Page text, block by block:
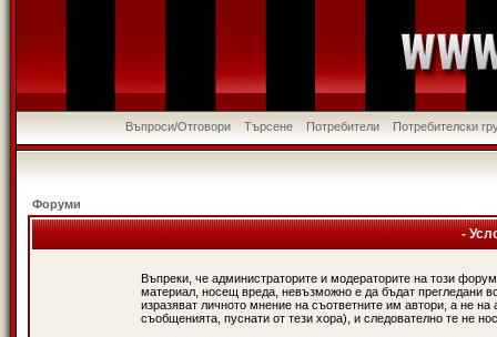
Въпроси/Отговори Търсене Потребители Потребителски
Форуми
-
Въпреки, че администраторите и модераторите на този
материал, носещ вреда, невъзможно е да бъдат прегледани
изразяват личното мнение на съответните им автори, а не
съобщенията, пуснати от тези хора), и следователно те не